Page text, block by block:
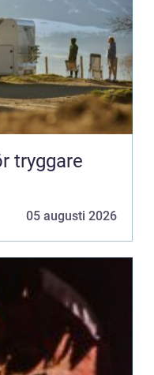
tryggare
05 augusti 2026